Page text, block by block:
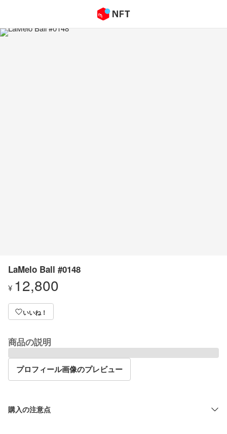
LaMelo Ball #0148
¥ 12,800
いいね！
商品の説明
プロフィール画像のプレビュー
購入の注意点